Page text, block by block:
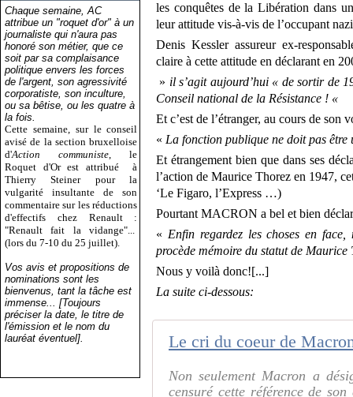
Chaque semaine, AC
attribue un "roquet d'or" à un
journaliste qui n'aura pas
honoré son métier, que ce
soit par sa complaisance
politique envers les forces
de l'argent, son agressivité
corporatiste, son inculture,
ou sa bêtise, ou les quatre à
la fois.
Cette semaine, sur le conseil
avisé de la section bruxelloise
d'Action communiste , le
Roquet d'Or est attribué
à
Thierry Steiner pour la
vulgarité insultante de son
commentaire sur les réductions
d'effectifs chez Renault :
"Renault fait la vidange"...
(lors du 7-10 du 25 juillet).
Vos avis et propositions de
nominations sont les
bienvenus, tant la tâche est
immense... [Toujours
préciser la date, le titre de
l'émission et le nom du
lauréat éventuel].
les conquêtes de la Libération dans
leur attitude vis-à-vis de l’occupant
Denis Kessler assureur ex-
claire à cette attitude en déclarant en
» il s’agit aujourd’hui « de sortir de
Conseil national de la Résistance ! «
Et c’est de l’étranger, au cours de
«La fonction publique ne doit pas être
Et étrangement bien que dans ses
l’action de Maurice Thorez en 1947,
‘Le Figaro, l’Express …)
Pourtant MACRON a bel et bien
« Enfin regardez les choses en
procède mémoire du statut de Maurice
Nous y voilà donc![...]
La suite ci-dessous:
Non seulement Macron a
censuré cette référence de